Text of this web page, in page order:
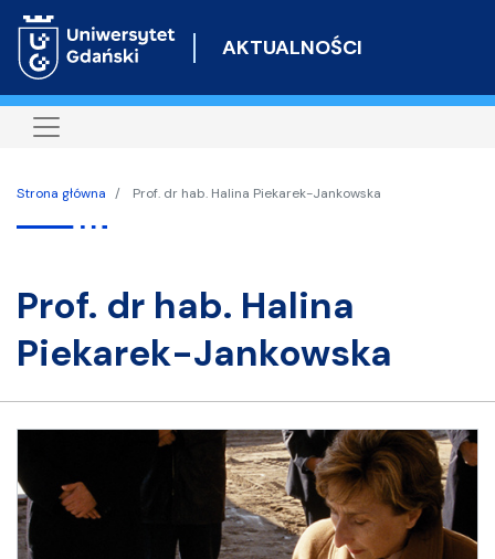
do
AKTUALNOŚCI
Strona główna Prof. dr hab. Halina Piekarek-Jankowska
prof. dr hab. Halina
Piekarek-Jankowska